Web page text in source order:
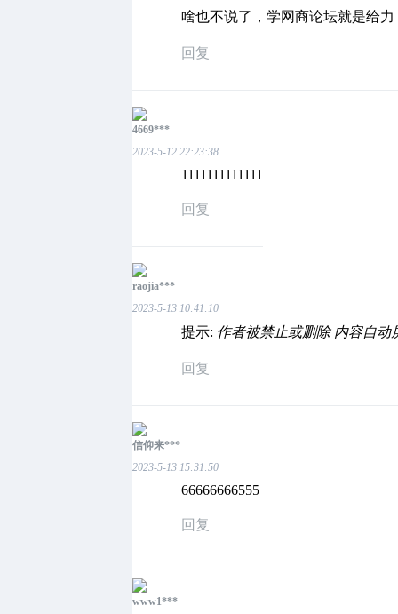
啥也不说了，学网商论坛就是给力
回复
4669***
2023-5-12 22:23:38
1111111111111
回复
raojia***
2023-5-13 10:41:10
提示: 作者被禁止或删除 内容自动
回复
信仰来***
2023-5-13 15:31:50
66666666555
回复
www1***